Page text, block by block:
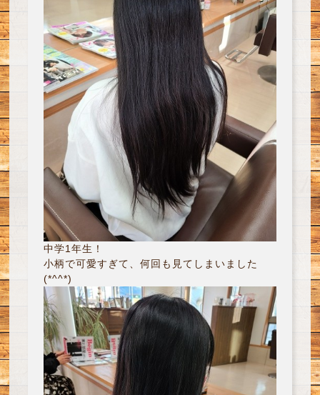
中学1年生！
小柄で可愛すぎて、何回も見てしまいました
(*^^*)